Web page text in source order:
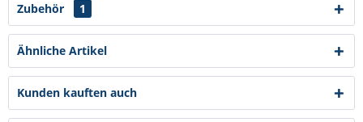
Zubehör 1
Ähnliche Artikel
Kunden kauften auch